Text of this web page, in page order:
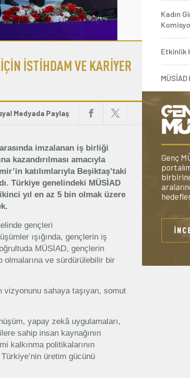
Kadın
Etkinlik
İSTİHDAM VE KARİYER
Medyada Paylaş
imzalanan iş birliği
kazandırılması amacıyla
katılımlarıyla Beşiktaş’taki
Türkiye genelindeki MÜSİAD
yıl en az 5 bin olmak üzere
gençleri
ışığında, gençlerin iş
MÜSİAD, gençlerin
olmalarına ve sürdürülebilir bir
vizyonunu sahaya taşıyan, somut
yapay zekâ uygulamaları,
sahip insan kaynağının
kalkınma politikalarının
üretim gücünü
Genç